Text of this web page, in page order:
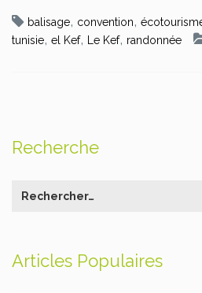
l’ASS
balisage, convention,
tunisie, el Kef, Le Kef, randonnée
Recherche
Articles Populaires